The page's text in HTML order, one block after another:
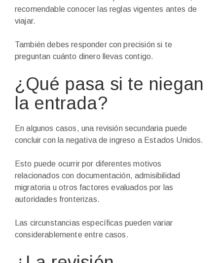
recomendable conocer las reglas vigentes antes de
viajar.
También debes responder con precisión si te
preguntan cuánto dinero llevas contigo.
¿Qué pasa si te niegan
la entrada?
En algunos casos, una revisión secundaria puede
concluir con la negativa de ingreso a Estados Unidos.
Esto puede ocurrir por diferentes motivos
relacionados con documentación, admisibilidad
migratoria u otros factores evaluados por las
autoridades fronterizas.
Las circunstancias específicas pueden variar
considerablemente entre casos.